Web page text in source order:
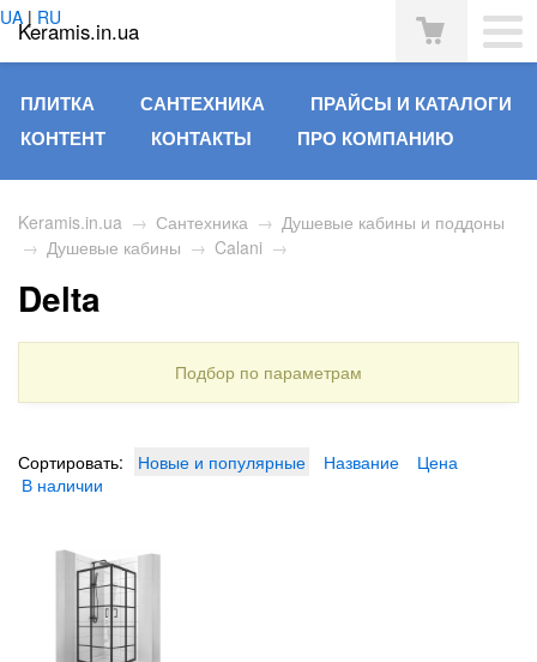
Keramis.in.ua
UA | RU
ПЛИТКА САНТЕХНИКА
ПРАЙСЫ И КАТАЛОГИ
КОНТЕНТ
КОНТАКТЫ ПРО КОМПАНИЮ
Keramis.in.ua → Сантехника → Душевые кабины и поддоны
→ Душевые кабины → Calani →
Delta
Подбор по параметрам
Сортировать: Новые и популярные Название
Цена
В наличии